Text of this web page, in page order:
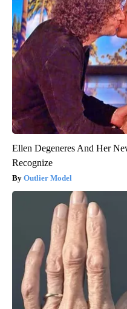
Ellen Degeneres And Her
Recognize
Outlier Model